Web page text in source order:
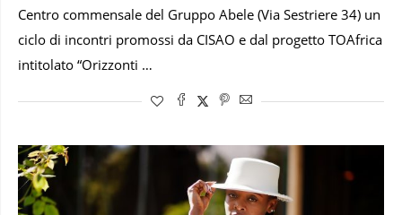
Centro commensale del Gruppo Abele (Via Sestriere 34) un
ciclo di incontri promossi da CISAO e dal progetto TOAfrica
intitolato “Orizzonti …